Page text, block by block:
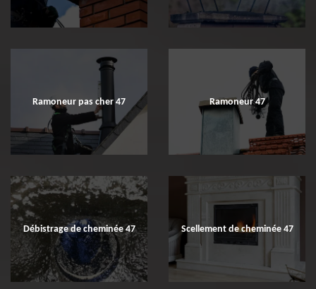
Ramoneur pas cher 47 Ramoneur 47
Débistrage de cheminée 47 Scellement de cheminée 47